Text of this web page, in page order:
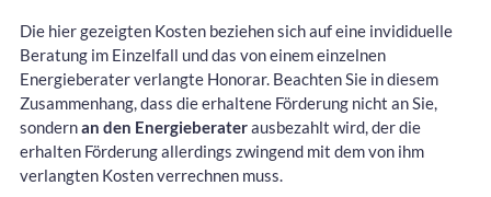
Die hier gezeigten Kosten beziehen sich auf eine invididuelle
Beratung im Einzelfall und das von einem einzelnen
Energieberater verlangte Honorar. Beachten Sie in diesem
Zusammenhang, dass die erhaltene Förderung nicht an Sie,
sondernan den Energieberaterausbezahlt wird, der die
erhalten Förderung allerdings zwingend mit dem von ihm
verlangten Kosten verrechnen muss.